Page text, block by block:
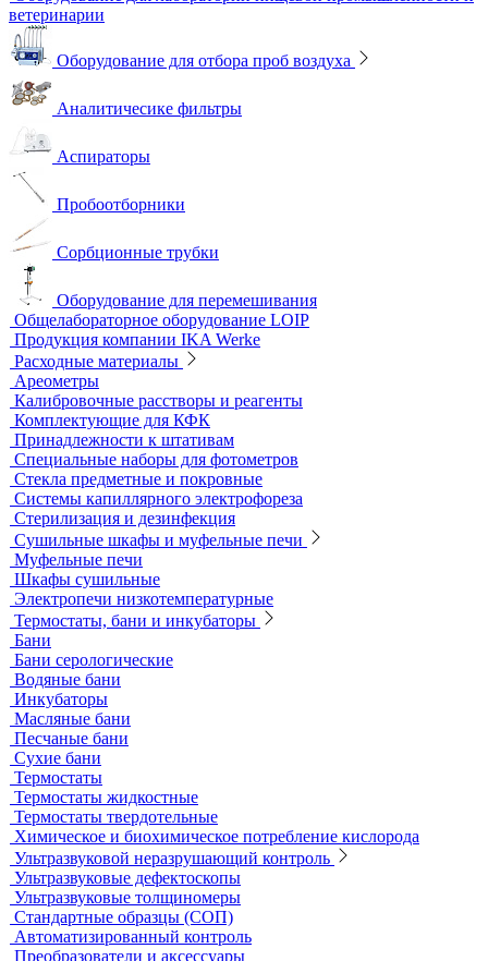
Тест-комплекты
Нагревательные устройства
Колбонагреватели
Нагревательные плиты
Песчаные бани
Оборудование для лабораторий пищевой промышленности и
ветеринарии
Пробоотборники
Сорбционные трубки
Оборудование для перемешивания
Общелабораторное оборудование LOIP
Продукция компании IKA Werke
Расходные материалы
Ареометры
Калибровочные расстворы и реагенты
Комплектующие для КФК
Принадлежности к штативам
Специальные наборы для фотометров
Стекла предметные и покровные
Системы капиллярного электрофореза
Стерилизация и дезинфекция
Сушильные шкафы и муфельные печи
Муфельные печи
Шкафы сушильные
Электропечи низкотемпературные
Термостаты, бани и инкубаторы
Бани
Бани серологические
Водяные бани
Инкубаторы
Масляные бани
Песчаные бани
Сухие бани
Термостаты
Термостаты жидкостные
Термостаты твердотельные
Химическое и биохимическое потребление кислорода